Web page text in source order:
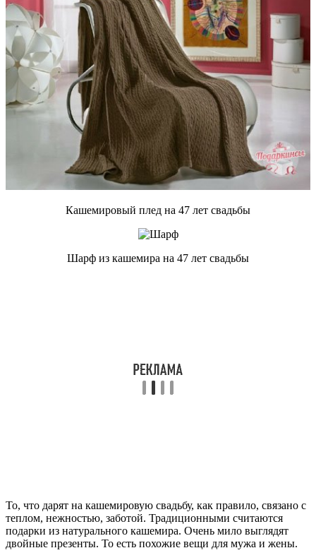
Кашемировый плед на 47 лет свадьбы
Шарф из кашемира на 47 лет свадьбы
То, что дарят на кашемировую свадьбу, как правило, связано с
теплом, нежностью, заботой. Традиционными считаются
подарки из натурального кашемира. Очень мило выглядят
двойные презенты. То есть похожие вещи для мужа и жены.